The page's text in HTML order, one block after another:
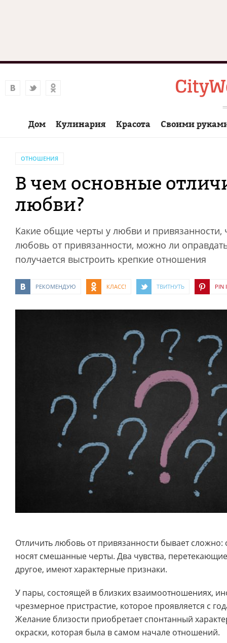
Дом Кулинария Красота Своими
ОТНОШЕНИЯ
В чем основные
любви?
Какие общие черты у любви и привязанности,
любовь от привязанности, можно ли
получается выстроить крепкие отношения
РЕКОМЕНДУЮ КЛАСС! ТВИТНУТЬ PIN
Отличить любовь от привязанности бывает
носят смешанные черты. Два чувства,
другое, имеют характерные признаки.
У пары, состоящей в близких взаимоотношениях,
чрезмерное пристрастие, которое проявляется с
Желание близости приобретает спонтанный
окраски, которая была в самом начале отношений.